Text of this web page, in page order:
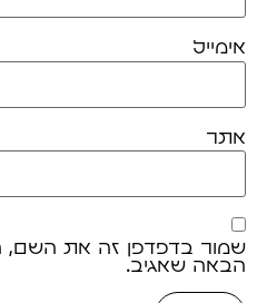
אימייל
אתר
שמור בדפדפן זה את השם,
הבאה שאגיב.